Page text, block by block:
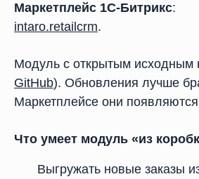
Маркетплейс 1С-Битрикс:
intaro.retailcrm.
Модуль с открытым исходным
GitHub). Обновления лучше
Маркетплейсе они
Что умеет модуль «из
Выгружать новые заказы